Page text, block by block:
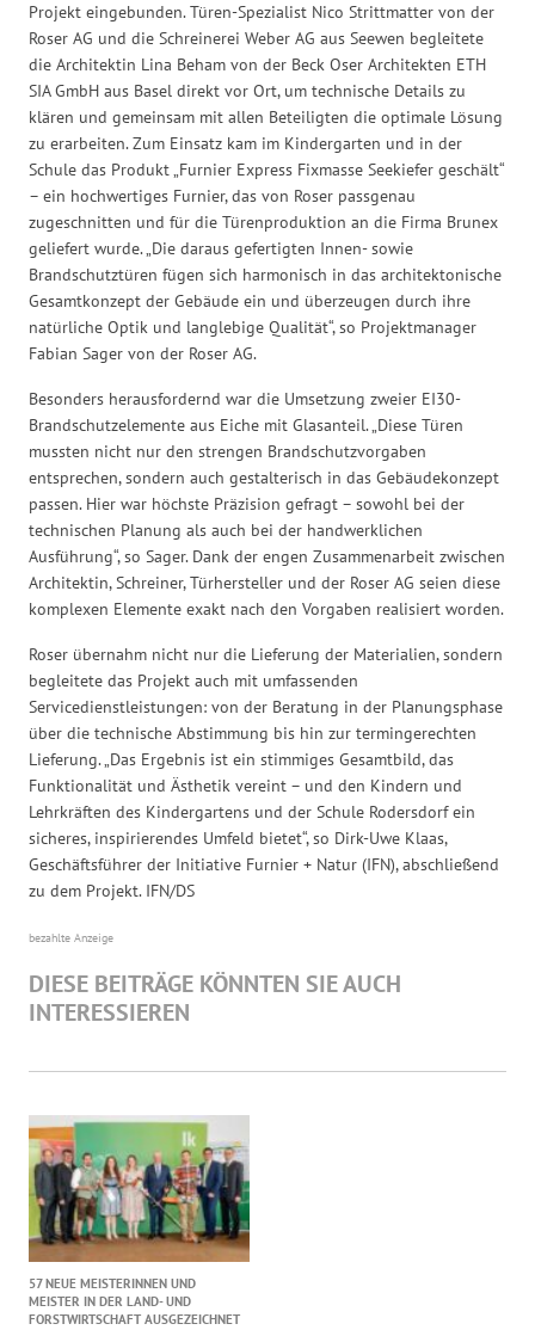
Projekt eingebunden. Türen-Spezialist Nico Strittmatter von der
Roser AG und die Schreinerei Weber AG aus Seewen begleitete
die Architektin Lina Beham von der Beck Oser Architekten ETH
SIA GmbH aus Basel direkt vor Ort, um technische Details zu
klären und gemeinsam mit allen Beteiligten die optimale Lösung
zu erarbeiten. Zum Einsatz kam im Kindergarten und in der
Schule das Produkt „Furnier Express Fixmasse Seekiefer geschält“
– ein hochwertiges Furnier, das von Roser passgenau
zugeschnitten und für die Türenproduktion an die Firma Brunex
geliefert wurde. „Die daraus gefertigten Innen- sowie
Brandschutztüren fügen sich harmonisch in das architektonische
Gesamtkonzept der Gebäude ein und überzeugen durch ihre
natürliche Optik und langlebige Qualität“, so Projektmanager
Fabian Sager von der Roser AG.
Besonders herausfordernd war die Umsetzung zweier EI30-
Brandschutzelemente aus Eiche mit Glasanteil. „Diese Türen
mussten nicht nur den strengen Brandschutzvorgaben
entsprechen, sondern auch gestalterisch in das Gebäudekonzept
passen. Hier war höchste Präzision gefragt – sowohl bei der
technischen Planung als auch bei der handwerklichen
Ausführung“, so Sager. Dank der engen Zusammenarbeit zwischen
Architektin, Schreiner, Türhersteller und der Roser AG seien diese
komplexen Elemente exakt nach den Vorgaben realisiert worden.
Roser übernahm nicht nur die Lieferung der Materialien, sondern
begleitete das Projekt auch mit umfassenden
Servicedienstleistungen: von der Beratung in der Planungsphase
über die technische Abstimmung bis hin zur termingerechten
Lieferung. „Das Ergebnis ist ein stimmiges Gesamtbild, das
Funktionalität und Ästhetik vereint – und den Kindern und
Lehrkräften des Kindergartens und der Schule Rodersdorf ein
sicheres, inspirierendes Umfeld bietet“, so Dirk-Uwe Klaas,
Geschäftsführer der Initiative Furnier + Natur (IFN), abschließend
zu dem Projekt. IFN/DS
bezahlte Anzeige
DIESE BEITRÄGE KÖNNTEN SIE AUCH
INTERESSIEREN
57 NEUE MEISTERINNEN UND
MEISTER IN DER LAND- UND
FORSTWIRTSCHAFT AUSGEZEICHNET